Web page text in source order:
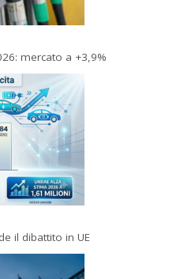
mercato a +3,9%
il dibattito in UE